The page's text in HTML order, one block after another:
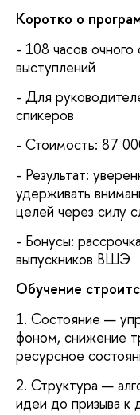
Коротко о
- 108 часов
выступлений
- Для
спикеров
- Стоимость: 87
- Результат:
удерживать
целей через силу
- Бонусы:
выпускников ВШЭ
Обучение
1. Состояние —
фоном, снижение
ресурсное
2. Структура —
идеи до призыва к